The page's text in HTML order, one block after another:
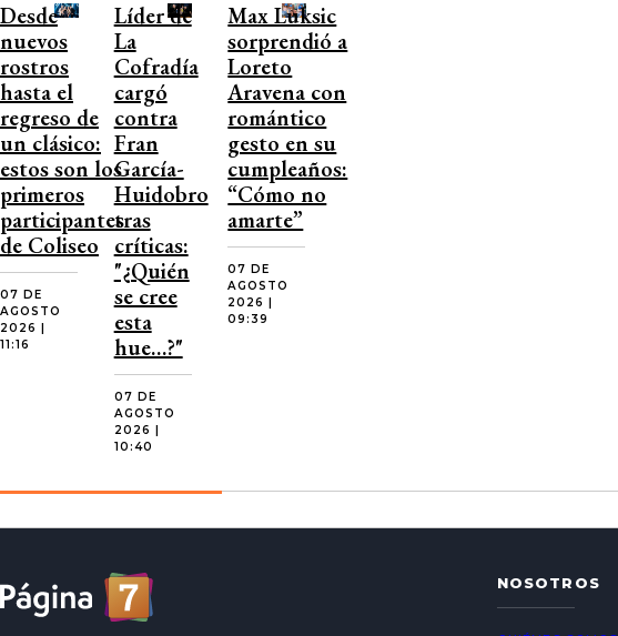
Desde
nuevos
rostros
hasta el
regreso de
un clásico:
estos son los
primeros
participantes
de Coliseo
07 DE
AGOSTO
2026 |
11:16
Líder de
La
Cofradía
cargó
contra
Fran
García-
Huidobro
tras
críticas:
"¿Quién
se cree
esta
hue…?"
07 DE
AGOSTO
2026 |
10:40
Max Luksic
sorprendió a
Loreto
Aravena con
romántico
gesto en su
cumpleaños:
“Cómo no
amarte”
07 DE
AGOSTO
2026 |
09:39
NOSOTROS